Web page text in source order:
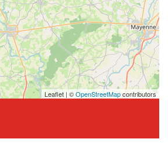
Leaflet | ©OpenStreetMapcontributors